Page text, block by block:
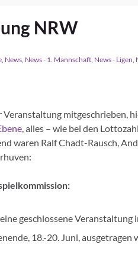
NRW
, News, News - 1. Mannschaft, News - Ligen,
mitgeschrieben,
, alles – wie bei den
waren Ralf Chadt-Rausch,
geschlossene Veranstaltung
18.-20. Juni, ausgetragen